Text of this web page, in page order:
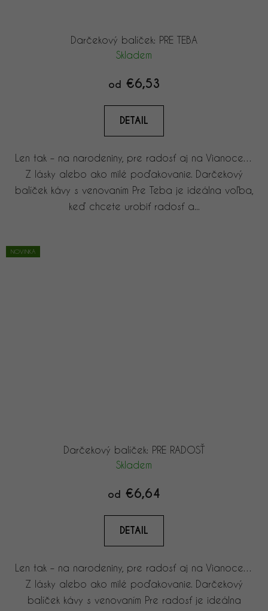
Darčekový balíček: PRE TEBA
Skladem
od €6,53
DETAIL
Len tak – na narodeniny, pre radosť aj na Vianoce…
Z lásky alebo ako milé poďakovanie. Darčekový
balíček kávy s venovaním Pre Teba je ideálna voľba,
keď chcete urobiť radosť a...
NOVINKA
Darčekový balíček: PRE RADOSŤ
Skladem
od €6,64
DETAIL
Len tak – na narodeniny, pre radosť aj na Vianoce…
Z lásky alebo ako milé poďakovanie. Darčekový
balíček kávy s venovaním Pre radosť je ideálna